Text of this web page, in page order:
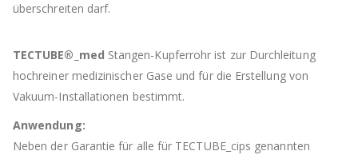
überschreiten darf.
TECTUBE®_med Stangen-Kupferrohr ist zur Durchleitung
hochreiner medizinischer Gase und für die Erstellung von
Vakuum-Installationen bestimmt.
Anwendung:
Neben der Garantie für alle für TECTUBE_cips genannten